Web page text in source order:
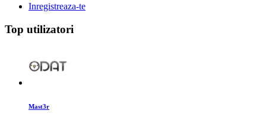
Inregistreaza-te
Top utilizatori
Mast3r